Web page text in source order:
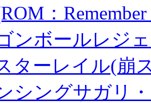
：
ンボールレジ
ターレイル(崩
シングサガリ